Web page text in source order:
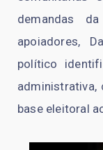
demandas
apoiadores,
político
administrativa,
base eleitoral